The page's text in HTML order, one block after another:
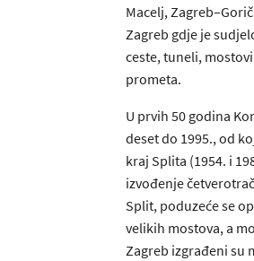
Macelj,
Zagreb gdje je
ceste, tuneli,
prometa.
U prvih 50 godina
deset do 1995., od
kraj Splita (1954. i
izvođenje
Split, poduzeće se
velikih mostova, a
Zagreb izgrađeni su